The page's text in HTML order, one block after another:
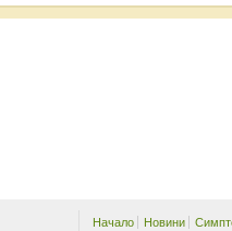
Начало Новини